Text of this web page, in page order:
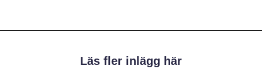
Läs fler inlägg här